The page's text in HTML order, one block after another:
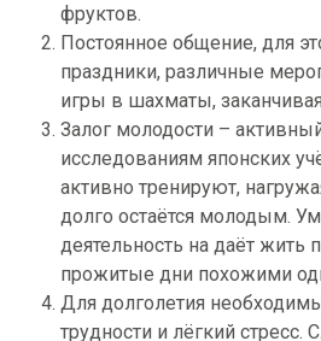
фруктов.
Постоянное общение, для
праздники, различные
игры в шахматы,
Залог молодости –
исследованиям японских
активно тренируют,
долго остаётся молодым.
деятельность на даёт жить
прожитые дни похожими
Для долголетия
трудности и лёгкий